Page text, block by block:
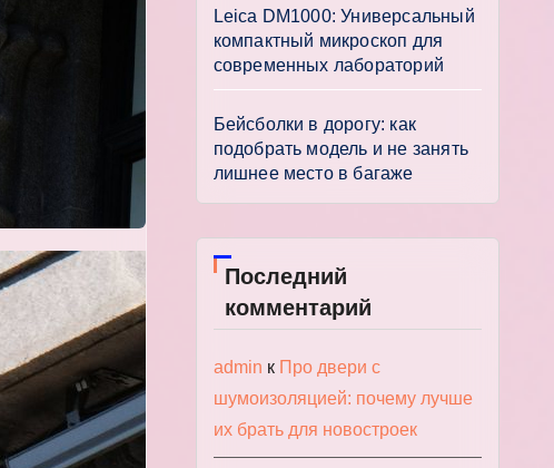
Leica DM1000: Универсальный
компактный микроскоп для
современных лабораторий
Бейсболки в дорогу: как
подобрать модель и не занять
лишнее место в багаже
Последний
комментарий
admin к Про двери с
шумоизоляцией: почему лучше
их брать для новостроек